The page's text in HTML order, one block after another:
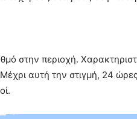
στην περιοχή.
αυτή την στιγμή, 24